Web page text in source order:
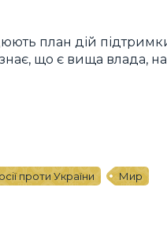
план дій
що є вища влада,
проти України Мир